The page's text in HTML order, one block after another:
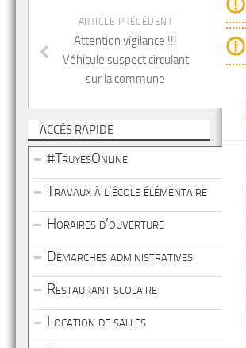
ARTICLE PRÉCÉDENT
Attention vigilance !!!
Véhicule suspect circulant
sur la commune
ACCÈS RAPIDE
#TruyesOnline
Travaux à l’école élémentaire
Horaires d’ouverture
Démarches administratives
Restaurant scolaire
Location de salles